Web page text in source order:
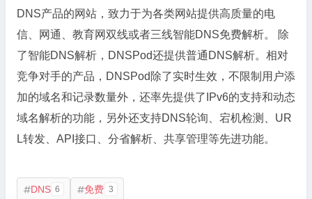
DNS产品的网站，致力于为各类网站提供高质量的电
信、网通、教育网双线或者三线智能DNS免费解析。 除
了智能DNS解析，DNSPod还提供普通DNS解析。相对
竞争对手的产品，DNSPod除了实时生效，不限制用户添
加的域名和记录数量外，还率先提供了IPv6的支持和动态
域名解析的功能，另外还支持DNS轮询、宕机检测、UR
L转发、API接口、分省解析、共享管理等先进功能。
DNS 6 免费 3